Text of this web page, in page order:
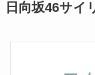
日向坂46サイ